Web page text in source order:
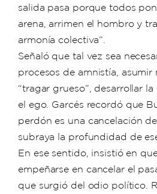
salida pasa porque todos
arena, arrimen el hombro y
armonía colectiva”.
Señaló que tal vez sea
procesos de amnistía, asumir
“tragar grueso”, desarrollar
el ego. Garcés recordó que
perdón es una cancelación
subraya la profundidad de
En ese sentido, insistió en
empeñarse en cancelar el
que surgió del odio político.